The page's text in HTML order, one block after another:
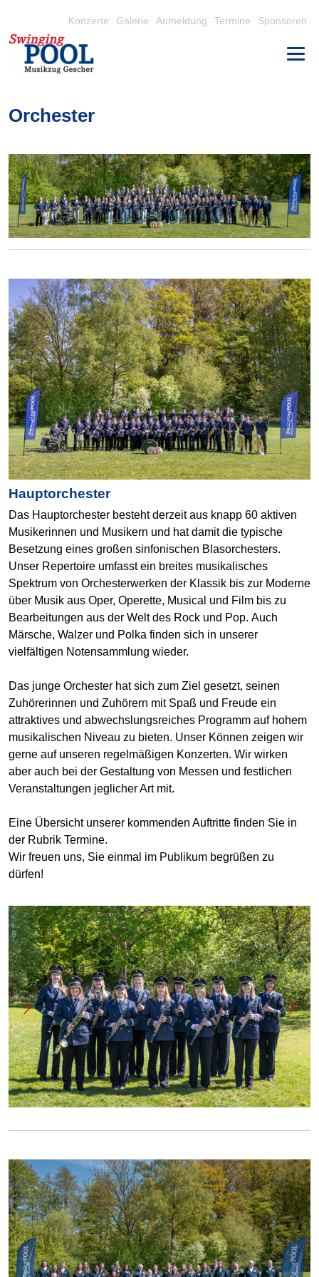
Konzerte Galerie Anmeldung Termine Sponsoren
Orchester
Hauptorchester
Das Hauptorchester besteht derzeit aus knapp 60 aktiven
Musikerinnen und Musikern und hat damit die typische
Besetzung eines großen sinfonischen Blasorchesters.
Unser Repertoire umfasst ein breites musikalisches
Spektrum von Orchesterwerken der Klassik bis zur Moderne
über Musik aus Oper, Operette, Musical und Film bis zu
Bearbeitungen aus der Welt des Rock und Pop. Auch
Märsche, Walzer und Polka finden sich in unserer
vielfältigen Notensammlung wieder.
Das junge Orchester hat sich zum Ziel gesetzt, seinen
Zuhörerinnen und Zuhörern mit Spaß und Freude ein
attraktives und abwechslungsreiches Programm auf hohem
musikalischen Niveau zu bieten. Unser Können zeigen wir
gerne auf unseren regelmäßigen Konzerten. Wir wirken
aber auch bei der Gestaltung von Messen und festlichen
Veranstaltungen jeglicher Art mit.
Eine Übersicht unserer kommenden Auftritte finden Sie in
der Rubrik Termine.
Wir freuen uns, Sie einmal im Publikum begrüßen zu
dürfen!